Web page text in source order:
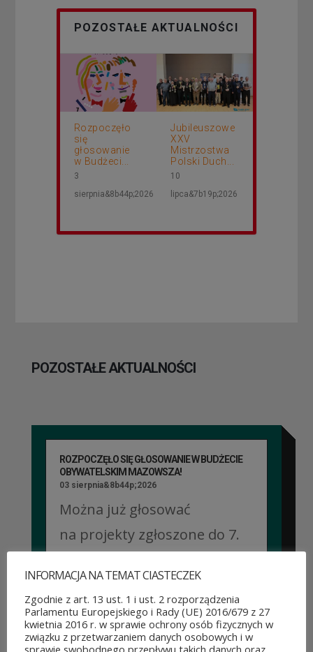
POZOSTAŁE AKTUALNOŚCI
Rozpoczęło
się
głosowanie
w Budżeci...
3
sierpnia&8b44p;2026
Jubileuszowe
XXV
Mistrzostwa
Polski Duch...
10
lipca&7b19p;2026
POZOSTAŁE AKTUALNOŚCI
ROZPOCZĘŁO SIĘ GŁOSOWANIE W BUDŻECIE
OBYWATELSKIM MAZOWSZA!
03 sierpnia&8b44p;2026
Można już głosować
na projekty zgłoszone do 7.
Obywatelskiego Mazowsza.
To mieszkańcy zdecydują,
które pomysły dostaną
INFORMACJA NA TEMAT CIASTECZEK
Zgodnie z art. 13 ust. 1 i ust. 2 rozporządzenia
Parlamentu Europejskiego i Rady (UE) 2016/679 z 27
kwietnia 2016 r. w sprawie ochrony osób fizycznych w
związku z przetwarzaniem danych osobowych i w
sprawie swobodnego przepływu takich danych oraz